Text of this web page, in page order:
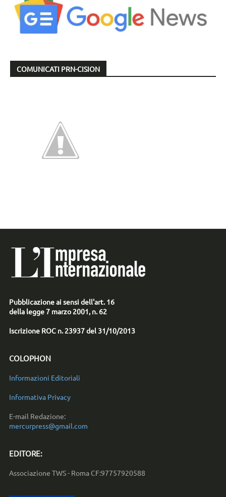
COMUNICATI PRN-CISION
Pubblicazione ai sensi dell'art. 16
della legge 7 marzo 2001, n. 62
Iscrizione ROC n. 23937 del 31/10/2013
COLOPHON
Informazioni Editoriali
Informativa Privacy
E-mail Redazione:
mercurpress@gmail.com
EDITORE:
Associazione TWS - Roma CF:97757920588